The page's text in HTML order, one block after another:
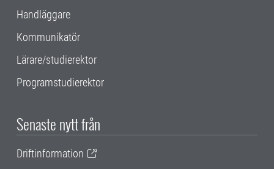
Handläggare
Kommunikatör
Lärare/studierektor
Programstudierektor
Senaste nytt från
Driftinformation